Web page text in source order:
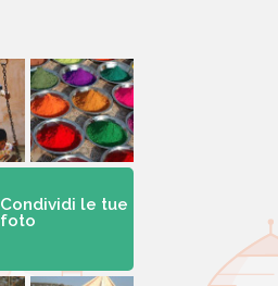
Condividi le tue
foto